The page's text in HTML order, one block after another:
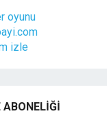
oyunu
izle